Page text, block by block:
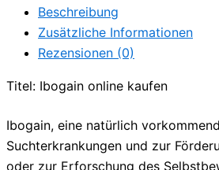
Beschreibung
Zusätzliche Informationen
Rezensionen (0)
Titel: Ibogain online kaufen
Ibogain, eine natürlich
Suchterkrankungen und zur
oder zur Erforschung des